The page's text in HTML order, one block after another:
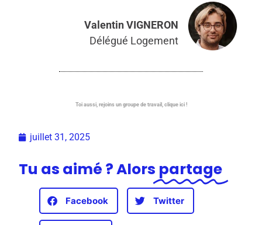
Valentin VIGNERON
Délégué Logement
Toi aussi, rejoins un groupe de travail, clique ici !
juillet 31, 2025
Tu as aimé ? Alors partage
Facebook Twitter